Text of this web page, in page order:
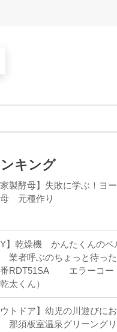
キング
家製酵母】失敗に学ぶ！ヨ
母 元種作り
】乾燥機 かんたくんのベ
業者呼ぶのちょっと待っ
番RDT51SA エラーコー
太くん）
ウトドア】幼児の川遊びに
那須板室温泉グリーング